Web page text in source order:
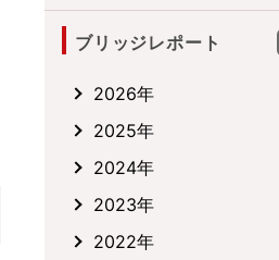
ブリッジレポート
2026年
2025年
2024年
2023年
2022年